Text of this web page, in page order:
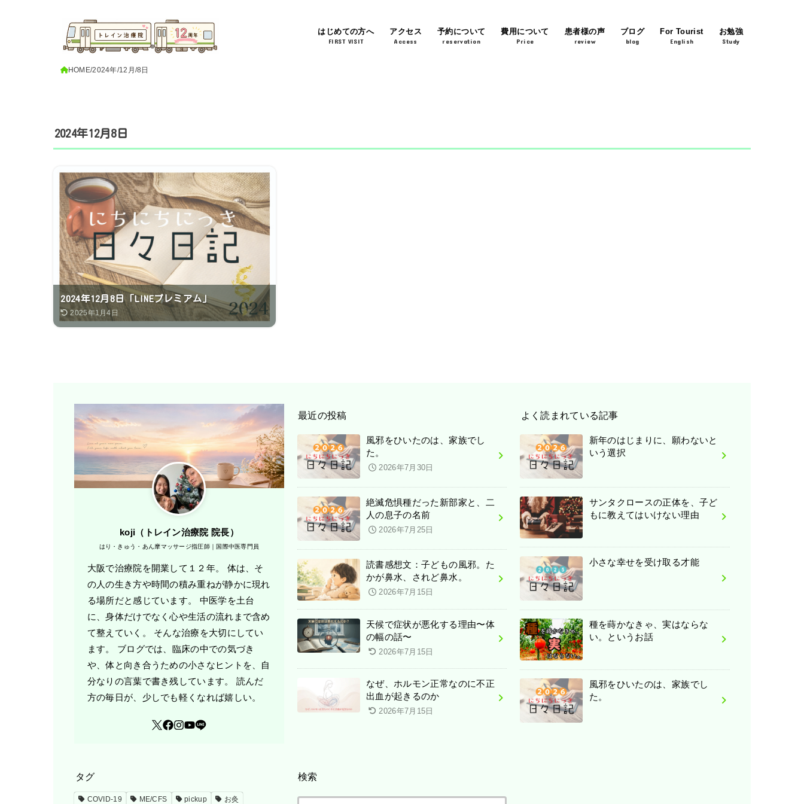
はじめての方へ
FIRST VISIT
アクセス
Access
予約について
reservation
費用について
Price
患者様の声
review
ブログ
blog
For Tourist
English
お勉強
Study
HOME 2024年 12月 8日
2024年12月8日
2024年12月8日「LINEプレミアム」
2025年1月4日
koji（トレ​イン治療院 院長）
はり・きゅう・あん摩マッサージ指圧師｜国際中医専門員
大阪で治療院を開業して１２年。 体は、そ
の人の生き方や時間の積み重ねが静かに現れ
る場所だと感じています。 中医学を土台
に、身体だけでなく心や生活の流れまで含め
て整えていく。 そんな治療を大切にしてい
ます。 ブログでは、臨床の中での気づき
や、体と向き合うための小さなヒントを、自
分なりの言葉で書き残しています。 読んだ
方の毎日が、少しでも軽くなれば嬉しい。
最近の投稿
風邪をひいたのは、家族でし
た。
2026年7月30日
絶滅危惧種だった新部家と、二
人の息子の名前
2026年7月25日
読書感想文：子どもの風邪。た
かが鼻水、されど鼻水。
2026年7月15日
天候で症状が悪化する理由〜体
の幅の話〜
2026年7月15日
なぜ、ホルモン正常なのに不正
出血が起きるのか
2026年7月15日
よく読まれている記事
新年のはじまりに、願わないと
いう選択
サンタクロースの正体を、子ど
もに教えてはいけない理由
小さな幸せを受け取る才能
種を蒔かなきゃ、実はならな
い。というお話
風邪をひいたのは、家族でし
た。
タグ
COVID-19 ME/CFS pickup お灸
検索